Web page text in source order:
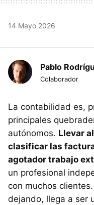
14 Mayo 2026
Pablo
Colaborador
La contabilidad es,
principales
autónomos. Llevar
clasificar las
agotador trabajo
un profesional
con muchos
dejando, llega a ser